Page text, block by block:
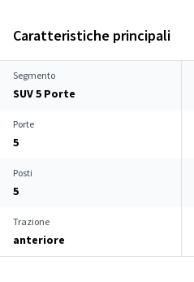
Caratteristiche principali
Segmento
SUV 5 Porte
Porte
5
Posti
5
Trazione
anteriore